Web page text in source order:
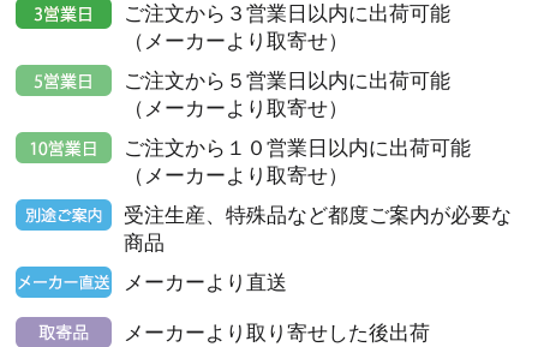
ご注文から３営業日以内に出荷可能
（メーカーより取寄せ）
ご注文から５営業日以内に出荷可能
（メーカーより取寄せ）
ご注文から１０営業日以内に出荷可能
（メーカーより取寄せ）
受注生産、特殊品など都度ご案内が必要な
商品
メーカーより直送
メーカーより取り寄せした後出荷